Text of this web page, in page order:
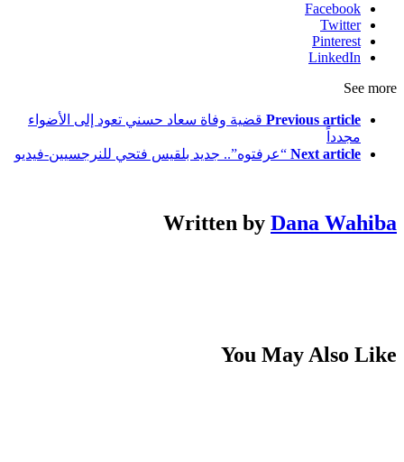
Facebook
Twitter
Pinterest
LinkedIn
See more
Previous article قضية وفاة سعاد حسني تعود إلى الأضواء
مجدداً
Next article “عرفتوه”.. جديد بلقيس فتحي للنرجسيين-فيديو
Written by Dana Wahiba
You May Also Like